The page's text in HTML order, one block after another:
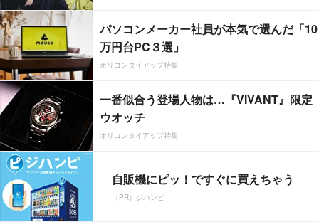
パソコンメーカー社員が本気で選んだ「10
万円台PC３選」
オリコンタイアップ特集
一番似合う登場人物は…『VIVANT』限定
ウオッチ
オリコンタイアップ特集
自販機にピッ！ですぐに買えちゃう
（PR）ジハンピ